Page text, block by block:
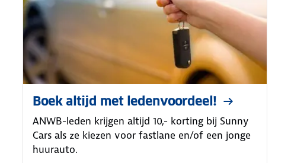
Boek altijd met ledenvoordeel!
ANWB-leden krijgen altijd 10,- korting bij Sunny
Cars als ze kiezen voor fastlane en/of een jonge
huurauto.